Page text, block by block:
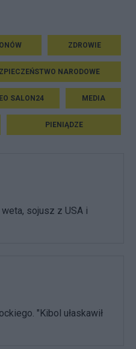
ZDROWIE
NARODOWE
SALON24 MEDIA
PIENIĄDZE
weta, sojusz z USA i
"Kibol ułaskawił